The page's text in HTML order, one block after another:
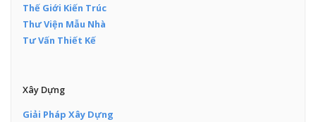
Thế Giới Kiến Trúc
Thư Viện Mẫu Nhà
Tư Vấn Thiết Kế
Xây Dựng
Giải Pháp Xây Dựng